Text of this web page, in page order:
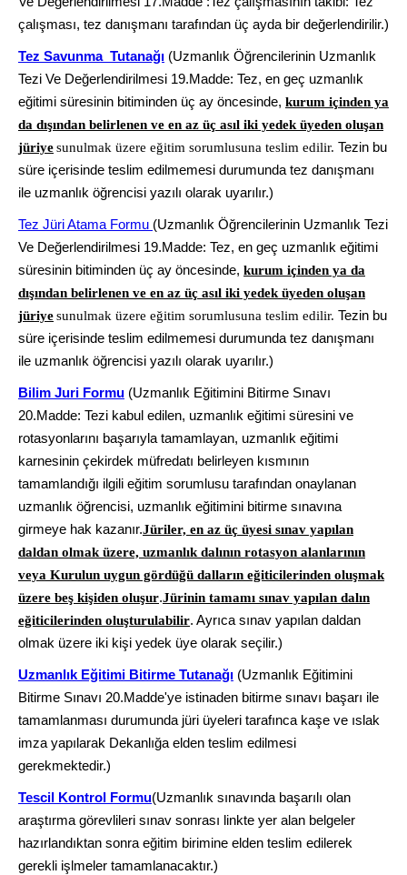
çalışması, tez danışmanı tarafından üç ayda bir değerlendirilir.)
Tez Savunma Tutanağı (Uzmanlık Öğrencilerinin Uzmanlık
Tezi Ve Değerlendirilmesi 19.Madde: Tez, en geç uzmanlık
eğitimi süresinin bitiminden üç ay öncesinde, kurum içinden ya
da dışından belirlenen ve en az üç asıl iki yedek üyeden oluşan
jüriyesunulmak üzere eğitim sorumlusuna teslim edilir. Tezin bu
süre içerisinde teslim edilmemesi durumunda tez danışmanı
ile uzmanlık öğrencisi yazılı olarak uyarılır.)
Tez Jüri Atama Formu (Uzmanlık Öğrencilerinin Uzmanlık Tezi
Ve Değerlendirilmesi 19.Madde: Tez, en geç uzmanlık eğitimi
süresinin bitiminden üç ay öncesinde, kurum içinden ya da
dışından belirlenen ve en az üç asıl iki yedek üyeden oluşan
jüriyesunulmak üzere eğitim sorumlusuna teslim edilir. Tezin bu
süre içerisinde teslim edilmemesi durumunda tez danışmanı
ile uzmanlık öğrencisi yazılı olarak uyarılır.)
Bilim Juri Formu (Uzmanlık Eğitimini Bitirme Sınavı
20.Madde: Tezi kabul edilen, uzmanlık eğitimi süresini ve
rotasyonlarını başarıyla tamamlayan, uzmanlık eğitimi
karnesinin çekirdek müfredatı belirleyen kısmının
tamamlandığı ilgili eğitim sorumlusu tarafından onaylanan
uzmanlık öğrencisi, uzmanlık eğitimini bitirme sınavına
girmeye hak kazanır.Jüriler, en az üç üyesi sınav yapılan
daldan olmak üzere, uzmanlık dalının rotasyon alanlarının
veya Kurulun uygun gördüğü dalların eğiticilerinden oluşmak
üzere beş kişiden oluşur.Jürinin tamamı sınav yapılan dalın
eğiticilerinden oluşturulabilir. Ayrıca sınav yapılan daldan
olmak üzere iki kişi yedek üye olarak seçilir.)
Uzmanlık Eğitimi Bitirme Tutanağı (Uzmanlık Eğitimini
Bitirme Sınavı 20.Madde'ye istinaden bitirme sınavı başarı ile
tamamlanması durumunda jüri üyeleri tarafınca kaşe ve ıslak
imza yapılarak Dekanlığa elden teslim edilmesi
gerekmektedir.)
Tescil Kontrol Formu(Uzmanlık sınavında başarılı olan
araştırma görevlileri sınav sonrası linkte yer alan belgeler
hazırlandıktan sonra eğitim birimine elden teslim edilerek
gerekli işlmeler tamamlanacaktır.)